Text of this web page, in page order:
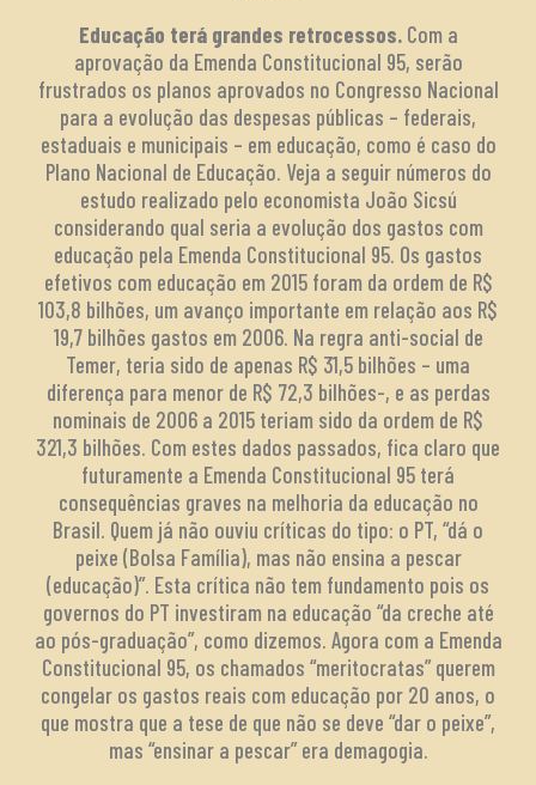
Educação terá grandes retrocessos.Com a
aprovação da Emenda Constitucional 95, serão
frustrados os planos aprovados no Congresso Nacional
para a evolução das despesas públicas – federais,
estaduais e municipais – em educação, como é caso do
Plano Nacional de Educação. Veja a seguir números do
estudo realizado pelo economista João Sicsú
considerando qual seria a evolução dos gastos com
educação pela Emenda Constitucional 95. Os gastos
efetivos com educação em 2015 foram da ordem de R$
103,8 bilhões, um avanço importante em relação aos R$
19,7 bilhões gastos em 2006. Na regra anti-social de
Temer, teria sido de apenas R$ 31,5 bilhões – uma
diferença para menor de R$ 72,3 bilhões-, e as perdas
nominais de 2006 a 2015 teriam sido da ordem de R$
321,3 bilhões. Com estes dados passados, fica claro que
futuramente a Emenda Constitucional 95 terá
consequências graves na melhoria da educação no
Brasil. Quem já não ouviu críticas do tipo: o PT, “dá o
peixe (Bolsa Família), mas não ensina a pescar
(educação)”. Esta crítica não tem fundamento pois os
governos do PT investiram na educação “da creche até
ao pós-graduação”, como dizemos. Agora com a Emenda
Constitucional 95, os chamados “meritocratas” querem
congelar os gastos reais com educação por 20 anos, o
que mostra que a tese de que não se deve “dar o peixe”,
mas “ensinar a pescar” era demagogia.